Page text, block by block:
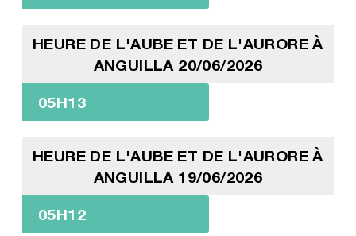
HEURE DE L'AUBE ET DE L'AURORE À
ANGUILLA 20/06/2026
05H13
HEURE DE L'AUBE ET DE L'AURORE À
ANGUILLA 19/06/2026
05H12